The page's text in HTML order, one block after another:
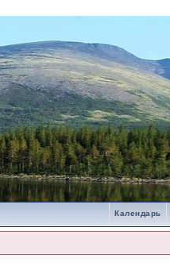
Календарь